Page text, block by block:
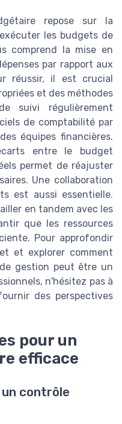
repose sur la
les budgets de
comprend la mise en
par rapport aux
réussir, il est crucial
et des méthodes
suivi régulièrement
de comptabilité par
équipes financières.
entre le budget
permet de réajuster
Une collaboration
est aussi essentielle.
en tandem avec les
que les ressources
Pour approfondir
et explorer comment
gestion peut être un
n'hésitez pas à
des perspectives
pour un
efficace
contrôle